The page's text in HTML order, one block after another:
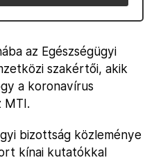
az Egészségügyi
szakértői, akik
a koronavírus
MTI.
bizottság közleménye
kínai kutatókkal